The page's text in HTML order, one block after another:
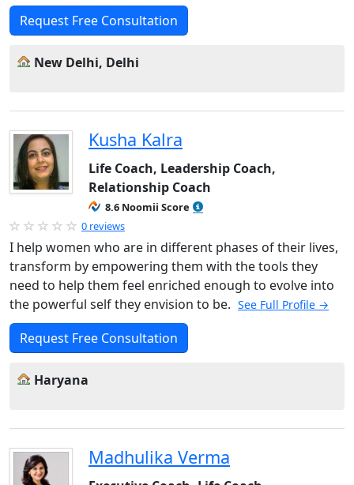
Request Free Consultation
New Delhi, Delhi
Kusha Kalra
Life Coach, Leadership Coach,
Relationship Coach
8.6 Noomii Score
0 reviews
I help women who are in different phases of their lives,
transform by empowering them with the tools they
need to help them feel enriched enough to evolve into
the powerful self they envision to be. See Full Profile →
Request Free Consultation
Haryana
Madhulika Verma